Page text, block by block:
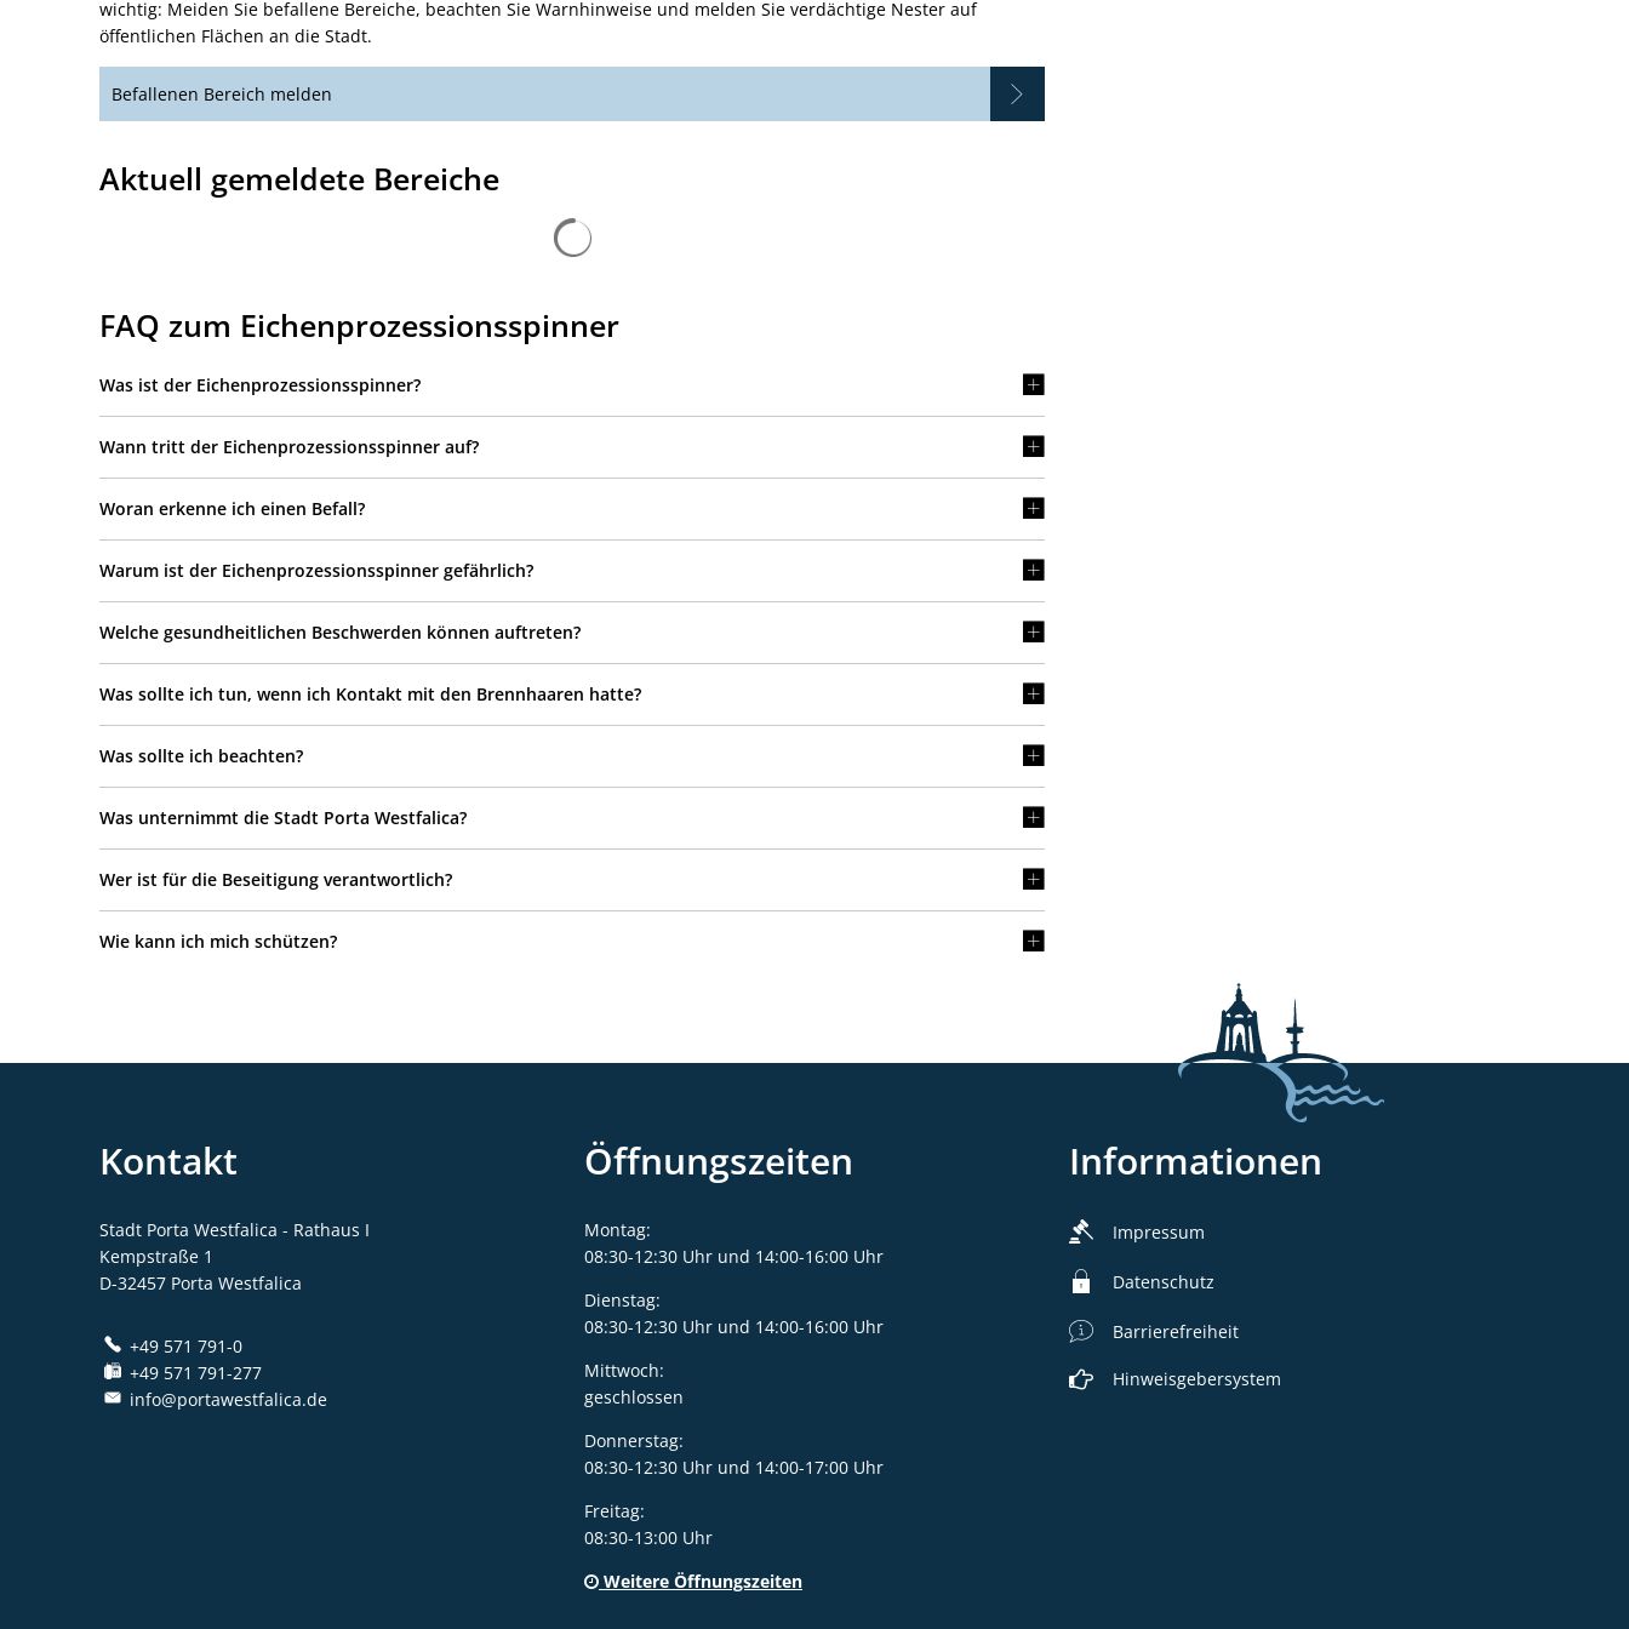
wichtig: Meiden Sie befallene Bereiche, beachten Sie Warnhinweise und melden Sie verdächtige Nester auf
öffentlichen Flächen an die Stadt.
Befallenen Bereich melden
Aktuell gemeldete Bereiche
FAQ zum Eichenprozessionsspinner
Was ist der Eichenprozessionsspinner?
Wann tritt der Eichenprozessionsspinner auf?
Woran erkenne ich einen Befall?
Warum ist der Eichenprozessionsspinner gefährlich?
Welche gesundheitlichen Beschwerden können auftreten?
Was sollte ich tun, wenn ich Kontakt mit den Brennhaaren hatte?
Was sollte ich beachten?
Was unternimmt die Stadt Porta Westfalica?
Wer ist für die Beseitigung verantwortlich?
Wie kann ich mich schützen?
Kontakt
Stadt Porta Westfalica - Rathaus I
Kempstraße 1
D-32457 Porta Westfalica
+49 571 791-0
+49 571 791-277
info@portawestfalica.de
Öffnungszeiten
Montag:
08:30-12:30 Uhr und 14:00-16:00 Uhr
Dienstag:
08:30-12:30 Uhr und 14:00-16:00 Uhr
Mittwoch:
geschlossen
Donnerstag:
08:30-12:30 Uhr und 14:00-17:00 Uhr
Freitag:
08:30-13:00 Uhr
Weitere Öffnungszeiten
Informationen
Impressum
Datenschutz
Barrierefreiheit
Hinweisgebersystem